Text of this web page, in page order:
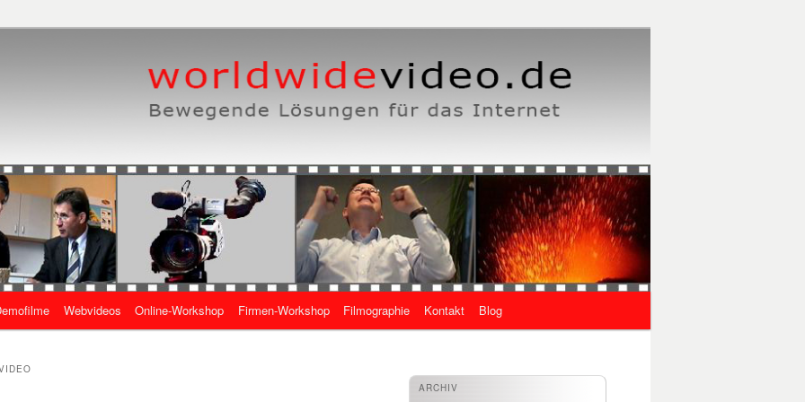
Videos
Webvideos Online-Workshop Firmen-Workshop Filmographie Kontakt Blog
ARCHIV